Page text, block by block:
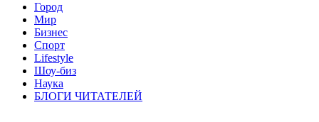
Город
Мир
Бизнес
Спорт
Lifestyle
Шоу-биз
Наука
БЛОГИ ЧИТАТЕЛЕЙ